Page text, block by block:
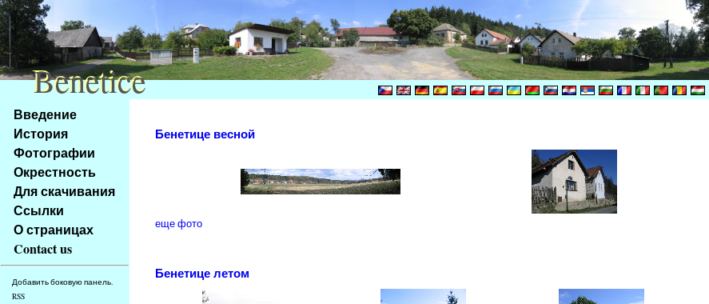
Na
obsah
stránky
Klávesové
zkratky
tomto
webu
základní
strana
Введение
История
Фотографии
Окрестность
Для скачивания
Ссылки
О страницах
Contact us
Добавить боковую панель.
RSS
Бенетице весной
еще фото
Бенетице летом
Benetice
Benetice